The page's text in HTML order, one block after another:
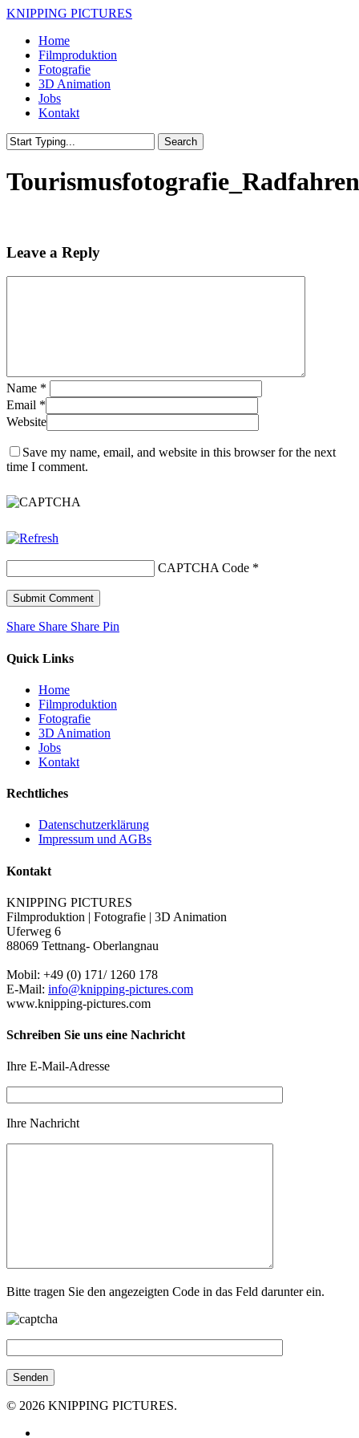
Skip
main
content
KNIPPING PICTURES
Menu
Home
Filmproduktion
Fotografie
3D Animation
Jobs
Kontakt
Search
Search
Leave a Reply
Name *
Email *
Website
Save my name, email, and website in this browser for the next
time I comment.
CAPTCHA Code *
Share
Share Share Share Pin
Quick Links
Home
Filmproduktion
Fotografie
3D Animation
Jobs
Kontakt
Rechtliches
Datenschutzerklärung
Impressum und AGBs
Kontakt
KNIPPING PICTURES
Filmproduktion | Fotografie | 3D Animation
Uferweg 6
88069 Tettnang- Oberlangnau
Mobil: +49 (0) 171/ 1260 178
E-Mail: info@knipping-pictures.com
www.knipping-pictures.com
Schreiben Sie uns eine Nachricht
Ihre E-Mail-Adresse
Ihre Nachricht
Bitte tragen Sie den angezeigten Code in das Feld darunter ein.
© 2026 KNIPPING PICTURES.